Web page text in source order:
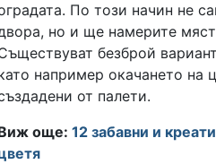
По този начин не
но и ще намерите
безброй
например окачането на
от палети.
още: 12 забавни и